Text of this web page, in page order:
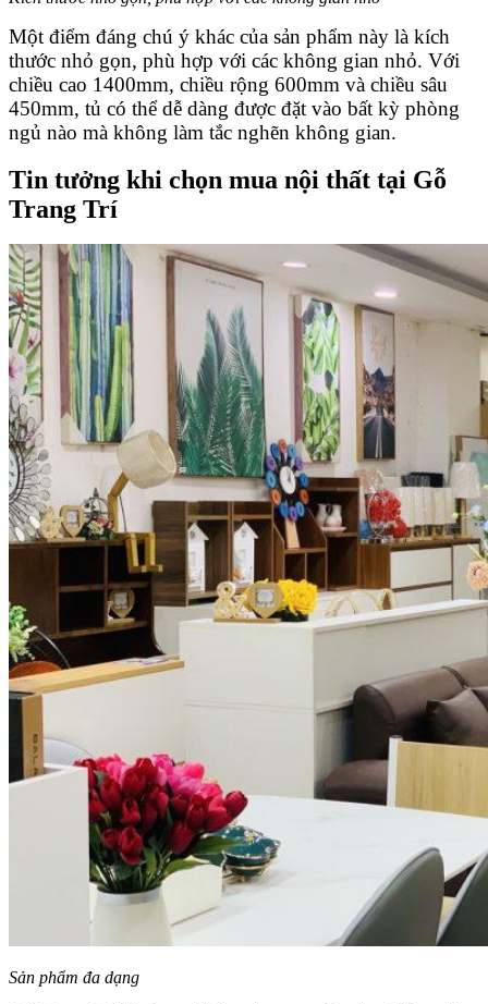
Một điểm đáng chú ý khác của sản phẩm này là kích
thước nhỏ gọn, phù hợp với các không gian nhỏ. Với
chiều cao 1400mm, chiều rộng 600mm và chiều sâu
450mm, tủ có thể dễ dàng được đặt vào bất kỳ phòng
ngủ nào mà không làm tắc nghẽn không gian.
Tin tưởng khi chọn mua nội thất tại Gỗ
Trang Trí
Sản phẩm đa dạng